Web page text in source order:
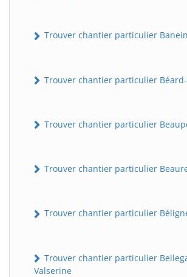
Trouver chantier particulier
Trouver chantier particulier
Trouver chantier particulier
Trouver chantier particulier
Trouver chantier particulier
Trouver chantier particulier
Valserine